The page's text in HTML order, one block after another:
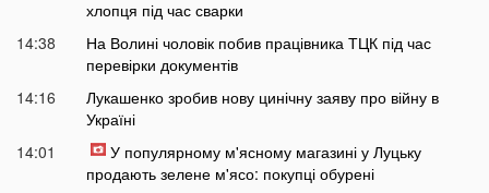
хлопця під час сварки
14:38
На Волині чоловік побив працівника ТЦК під час
перевірки документів
14:16
Лукашенко зробив нову цинічну заяву про війну в
Україні
14:01
У популярному м'ясному магазині у Луцьку
продають зелене м'ясо: покупці обурені